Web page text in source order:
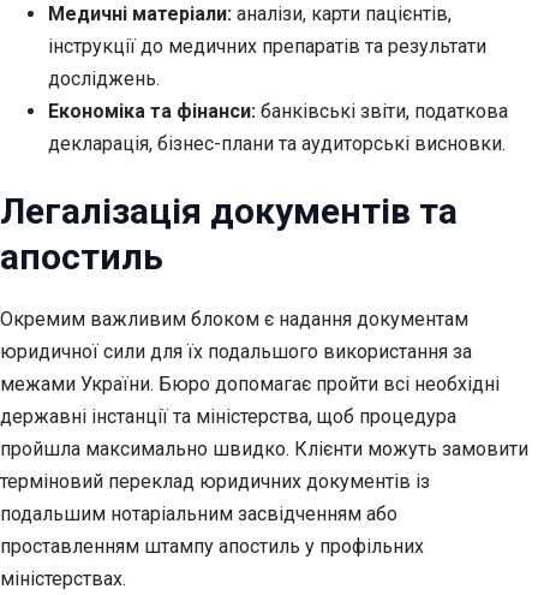
Медичні матеріали: аналізи, карти пацієнтів,
інструкції до медичних препаратів та результати
досліджень.
Економіка та фінанси: банківські звіти, податкова
декларація, бізнес-плани та аудиторські висновки.
Легалізація документів та
апостиль
Окремим важливим блоком є надання документам
юридичної сили для їх подальшого використання за
межами України. Бюро допомагає пройти всі необхідні
державні інстанції та міністерства, щоб процедура
пройшла максимально швидко. Клієнти можуть замовити
терміновий переклад юридичних документів із
подальшим нотаріальним засвідченням або
проставленням штампу апостиль у профільних
міністерствах.